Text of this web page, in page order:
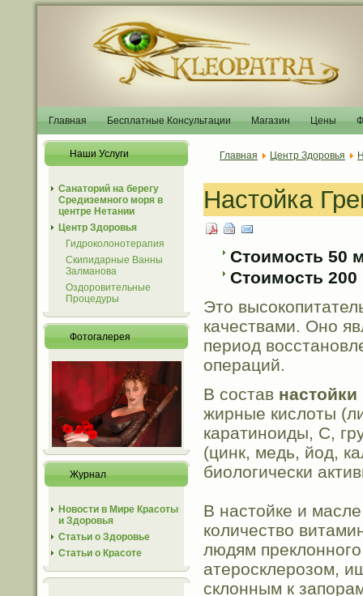
Главная Бесплатные Консультации Магазин Цены
Наши Услуги
Санаторий на берегу
Средиземного моря в
центре Нетании
Центр Здоровья
Гидроколонотерапия
Скипидарные Ванны
Залманова
Оздоровительные
Процедуры
Фотогалерея
Журнал
Новости в Мире Красоты
и Здоровья
Статьи о Здоровье
Статьи о Красоте
Главная Центр Здоровья
Настойка
Стоимость 50
Стоимость
Это
качествами. Оно
период
операций.
В состав настойки
жирные кислоты
каратиноиды, С,
(цинк, медь, йод,
биологически
В настойке и
количество
людям
атеросклерозом,
склонным к